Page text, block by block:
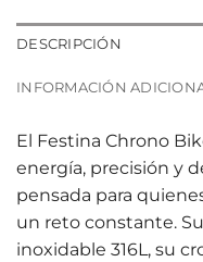
DESCRIPCIÓN
INFORMACIÓN
El Festina Chrono
energía, precisión y
pensada para
un reto constante.
inoxidable 316L, su